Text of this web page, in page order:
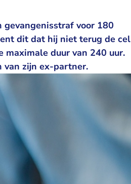
voor 180
dit dat hij niet terug de cel
maximale duur van 240 uur.
van zijn ex-partner.